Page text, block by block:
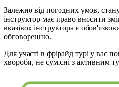
Залежно від погодних умов,
інструктор має право вносити
вказівок інструктора є
обговоренню.
Для участі в фрірайд турі у вас
хвороби, не сумісні з активним